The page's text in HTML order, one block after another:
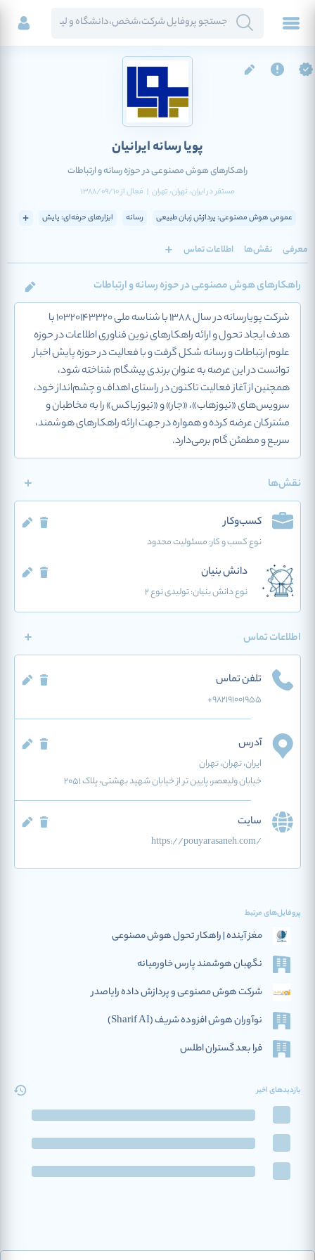
پویا رسانه ایرانیان
راهکارهای هوش مصنوعی در حوزه رسانه و ارتباطات
مستقر درایران، تهران، تهران | فعالاز1388/09/10
عمومی هوش مصنوعی: پردازش زبان طبیعی رسانه ابزارهای حرفه‌ای: پایش
معرفی نقش‌ها اطلاعات تماس
راهکارهای هوش مصنوعی در حوزه رسانه و ارتباطات
شرکت پویارسانه در سال ۱۳۸۸ با شناسه ملی 10320143320 با
هدف ایجاد تحول و ارائه راهکارهای نوین فناوری اطلاعات در حوزه
علوم ارتباطات و رسانه‌ شکل گرفت و با فعالیت در حوزه پایش اخبار
توانست در این عرصه به عنوان برندی پیشگام شناخته شود،
همچنین از آغاز فعالیت تاکنون در راستای اهداف و چشم‌انداز خود،
سرویس‌های «نیوزهاب»، «جار» و «نیوزباکس» را به مخاطبان و
مشترکان عرضه کرده و همواره در جهت ارائه راهکارهای هوشمند،
سریع و مطمئن گام بر‌می‌دارد.
نقش‌ها
کسب‌وکار
نوع کسب و کار:مسئولیت محدود
دانش بنیان
نوع دانش بنیان: تولیدی نوع 2
اطلاعات تماس
تلفن تماس
+982191001955
آدرس
ایران، تهران، تهران
خیابان ولیعصر، پایین تر از خیابان شهید بهشتی، پلاک ۲۰۵۱
سایت
https://pouyarasaneh.com/
پروفایل‌های مرتبط
مغز آینده | راهکار تحول هوش مصنوعی
نگهبان هوشمند پارس خاورمیانه
شرکت هوش مصنوعی و پردازش داده رایاصدر
نوآوران هوش افزوده‌ شریف (Sharif AI)
فرا بعد گستران اطلس
بازدیدهای اخیر